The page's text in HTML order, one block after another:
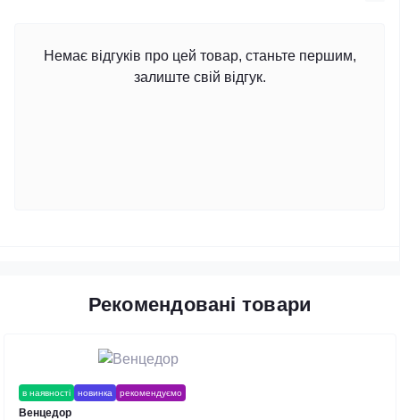
Немає відгуків про цей товар, станьте першим,
залиште свій відгук.
Рекомендовані товари
в наявності новинка рекомендуємо
Венцедор